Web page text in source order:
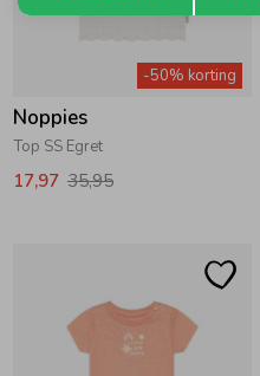
-50% korting
Noppies
Top SS Egret
17,97 35,95